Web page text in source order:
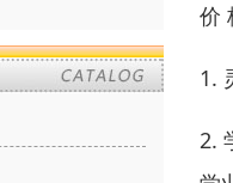
价
1.
2.